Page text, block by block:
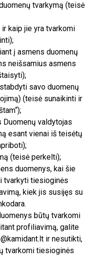
tvarkymą (teisė
kaip jie yra tvarkomi
į asmens duomenų
neišsamius asmens
savo duomenų
(teisė sunaikinti ir
Duomenų valdytojas
esant vienai iš teisėtų
(teisė perkelti);
duomenys, kai šie
tvarkyti tiesioginės
kiek jis susijęs su
būtų tvarkomi
profiliavimą, galite
ir nesutikti,
tvarkomi tiesioginės